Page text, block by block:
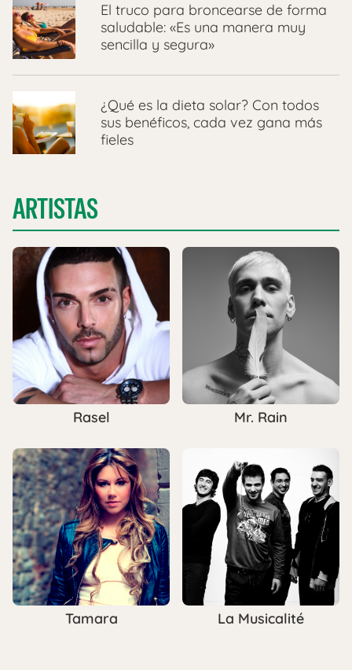
El truco para broncearse de forma
saludable: «Es una manera muy
sencilla y segura»
¿Qué es la dieta solar? Con todos
sus benéficos, cada vez gana más
fieles
ARTISTAS
Rasel Mr. Rain
Tamara La Musicalité